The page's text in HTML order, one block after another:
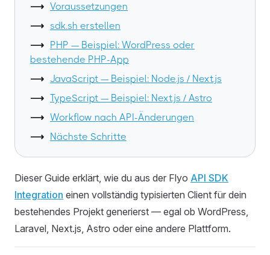
Voraussetzungen
sdk.sh erstellen
PHP — Beispiel: WordPress oder
bestehende PHP-App
JavaScript — Beispiel: Node.js / Next.js
TypeScript — Beispiel: Next.js / Astro
Workflow nach API-Änderungen
Nächste Schritte
Dieser Guide erklärt, wie du aus der Flyo API SDK
Integration einen vollständig typisierten Client für dein
bestehendes Projekt generierst — egal ob WordPress,
Laravel, Next.js, Astro oder eine andere Plattform.